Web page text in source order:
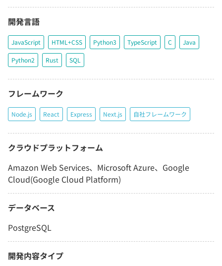
開発言語
JavaScript HTML+CSS Python3 TypeScript C Java
Python2 Rust SQL
フレームワーク
Node.js React Express Next.js 自社フレームワーク
クラウドプラットフォーム
Amazon Web Services、Microsoft Azure、Google
Cloud(Google Cloud Platform)
データベース
PostgreSQL
開発内容タイプ